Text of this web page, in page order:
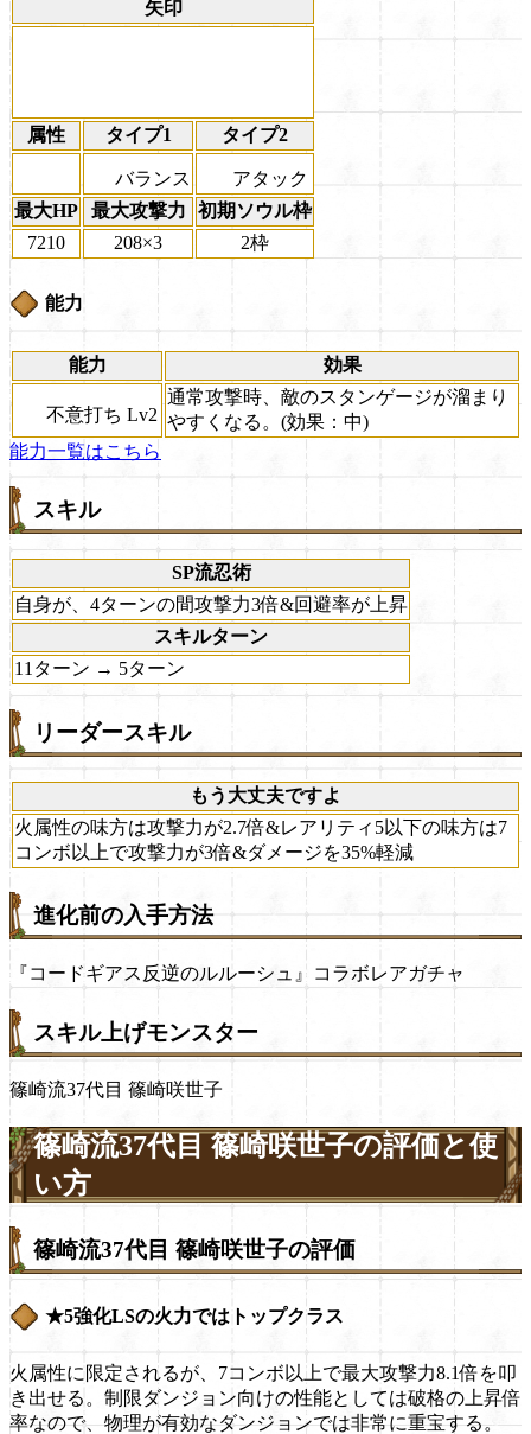
矢印
属性 タイプ1 タイプ2
バランス
アタック
最大HP
最大攻撃力
初期ソウル枠
7210
208×3 2枠
能力
能力 効果
不意打ち Lv2
通常攻撃時、敵のスタンゲージが溜まり
やすくなる。(効果：中)
能力一覧はこちら
スキル
SP流忍術
自身が、4ターンの間攻撃力3倍&回避率が上昇
スキルターン
11ターン → 5ターン
リーダースキル
もう大丈夫ですよ
火属性の味方は攻撃力が2.7倍&レアリティ5以下の味方は7
コンボ以上で攻撃力が3倍&ダメージを35%軽減
進化前の入手方法
『コードギアス反逆のルルーシュ』コラボレアガチャ
スキル上げモンスター
篠崎流37代目 篠崎咲世子
篠崎流37代目 篠崎咲世子の評価と使
い方
篠崎流37代目 篠崎咲世子の評価
★5強化LSの火力ではトップクラス
火属性に限定されるが、7コンボ以上で最大攻撃力8.1倍を叩
き出せる。制限ダンジョン向けの性能としては破格の上昇倍
率なので、物理が有効なダンジョンでは非常に重宝する。